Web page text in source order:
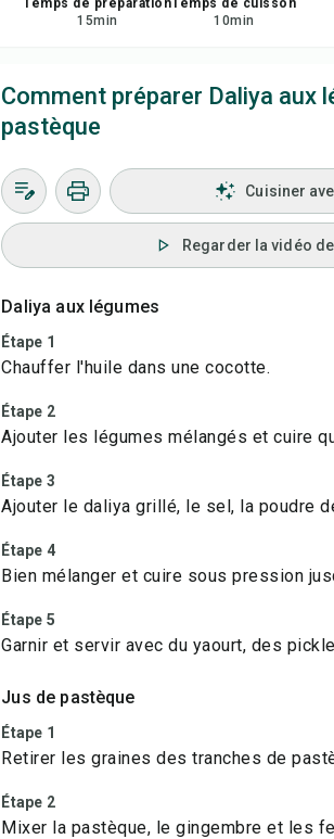
Temps de préparation
15min
Temps de cuisson
10min
Comment préparer Daliya aux
pastèque
Cuisiner
Regarder la vidéo
Daliya aux légumes
Étape 1
Chauffer l'huile dans une cocotte.
Étape 2
Ajouter les légumes mélangés et cuire
Étape 3
Ajouter le daliya grillé, le sel, la poudre
Étape 4
Bien mélanger et cuire sous pression
Étape 5
Garnir et servir avec du yaourt, des
Jus de pastèque
Étape 1
Retirer les graines des tranches de
Étape 2
Mixer la pastèque, le gingembre et les